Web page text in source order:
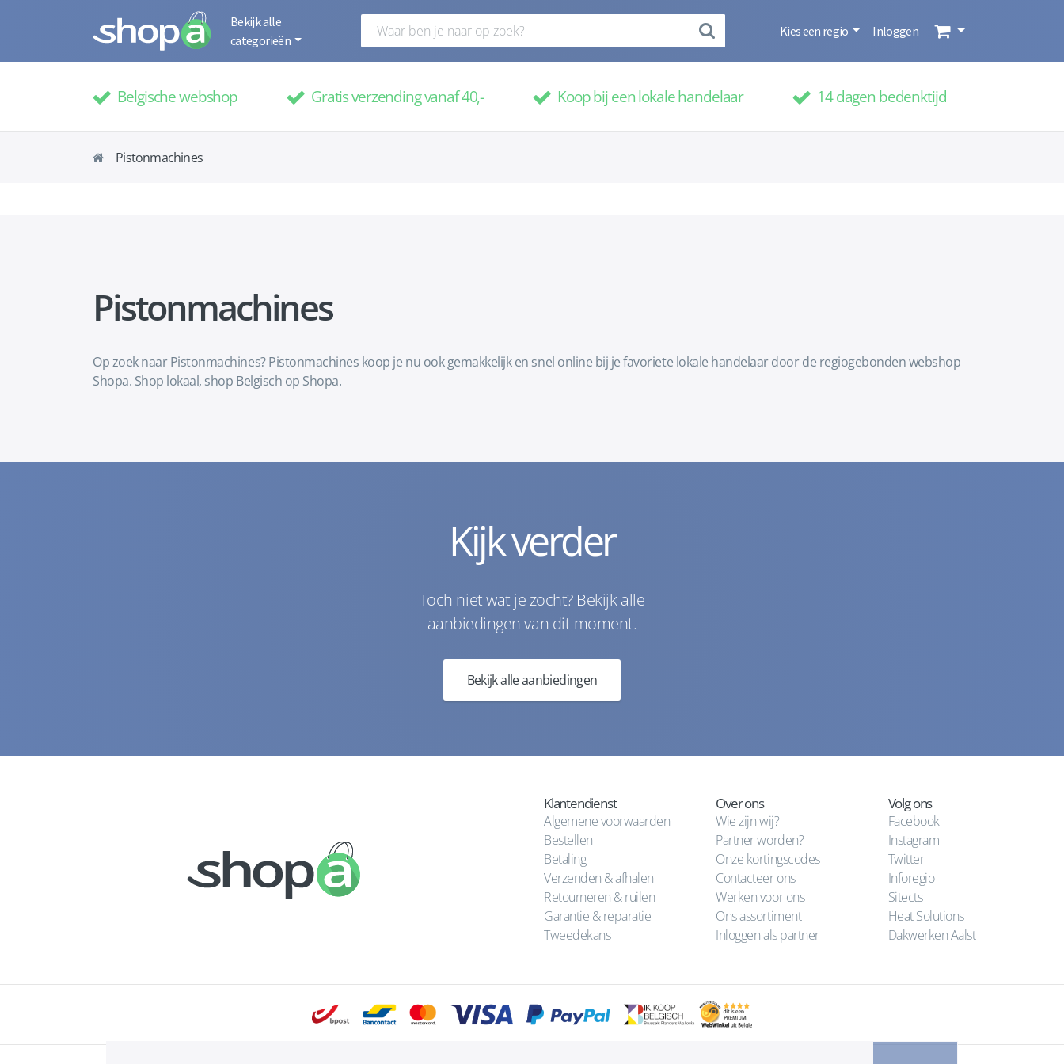
Bekijk alle
categorieën
Kies een regio Inloggen
Belgische webshop Gratis verzending vanaf 40,- Koop bij een lokale handelaar 14 dagen bedenktijd
Pistonmachines
Pistonmachines
Op zoek naar Pistonmachines? Pistonmachines koop je nu ook gemakkelijk en snel online bij je favoriete lokale handelaar door de regiogebonden webshop
Shopa. Shop lokaal, shop Belgisch op Shopa.
Kijk verder
Toch niet wat je zocht? Bekijk alle
aanbiedingen van dit moment.
Bekijk alle aanbiedingen
Klantendienst
Algemene voorwaarden
Bestellen
Betaling
Verzenden & afhalen
Retourneren & ruilen
Garantie & reparatie
Tweedekans
Over ons
Wie zijn wij?
Partner worden?
Onze kortingscodes
Contacteer ons
Werken voor ons
Ons assortiment
Inloggen als partner
Volg ons
Facebook
Instagram
Twitter
Inforegio
Sitects
Heat Solutions
Dakwerken Aalst